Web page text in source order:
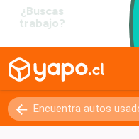
0 - 250000+